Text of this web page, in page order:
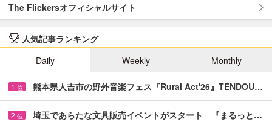
The Flickersオフィシャルサイト
人気記事ランキング
Daily
Weekly Monthly
1 位 熊本県人吉市の野外音楽フェス『Rural Act'26』TENDOU…
2 位 埼玉であらたな文具販売イベントがスタート 『まるっと…